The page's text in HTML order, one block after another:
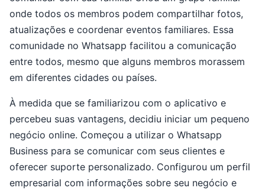
onde todos os membros podem compartilhar fotos,
atualizações e coordenar eventos familiares. Essa
comunidade no Whatsapp facilitou a comunicação
entre todos, mesmo que alguns membros morassem
em diferentes cidades ou países.
À medida que se familiarizou com o aplicativo e
percebeu suas vantagens, decidiu iniciar um pequeno
negócio online. Começou a utilizar o Whatsapp
Business para se comunicar com seus clientes e
oferecer suporte personalizado. Configurou um perfil
empresarial com informações sobre seu negócio e